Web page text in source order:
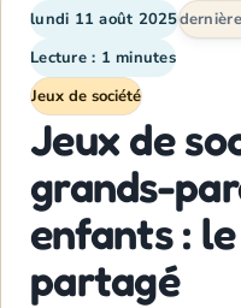
lundi 11 août 2025
Lecture : 1 minutes
Jeux de société
Jeux de
grands-
enfants :
partagé